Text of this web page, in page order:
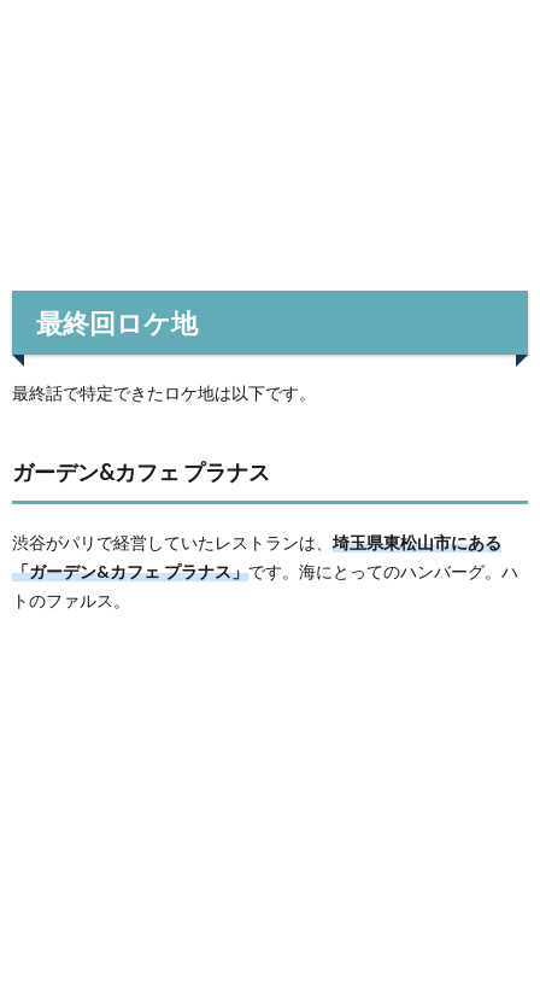
最終回ロケ地
最終話で特定できたロケ地は以下です。
ガーデン&カフェ プラナス
渋谷がパリで経営していたレストランは、 埼玉県東松山市にある
「ガーデン&カフェ プラナス」です。海にとってのハンバーグ。ハ
トのファルス。